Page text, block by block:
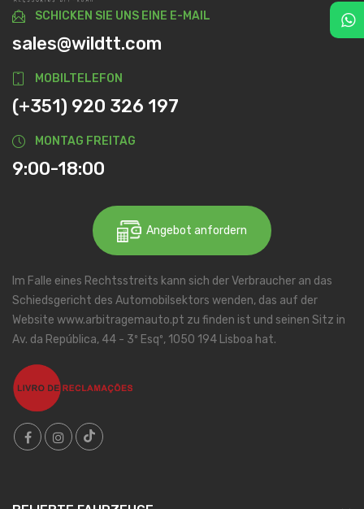
SCHICKEN SIE UNS EINE E-MAIL
sales@wildtt.com
MOBILTELEFON
(+351) 920 326 197
MONTAG FREITAG
9:00-18:00
Angebot anfordern
Im Falle eines Rechtsstreits kann sich der Verbraucher an das
Schiedsgericht des Automobilsektors wenden, das auf der
Website www.arbitragemauto.pt zu finden ist und seinen Sitz in
Av. da República, 44 - 3º Esqº, 1050 194 Lisboa hat.